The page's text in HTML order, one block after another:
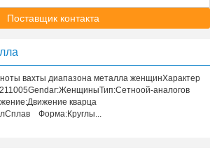
Поставщик контакта
вахты диапазона металла женщинХарактер
аналогов
кварца
Форма:Круглы...